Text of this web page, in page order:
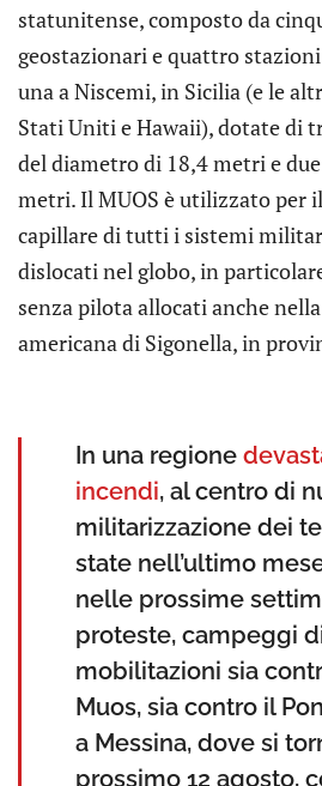
statunitense, composto da
geostazionari e quattro
una a Niscemi, in Sicilia (e le
Stati Uniti e Hawaii), dotate di
del diametro di 18,4 metri e
metri. Il MUOS è utilizzato per
capillare di tutti i sistemi
dislocati nel globo, in
senza pilota allocati anche
americana di Sigonella, in
In una regione
incendi, al centro di
militarizzazione dei
state nell’ultimo
nelle prossime
proteste, campeggi
mobilitazioni sia
Muos, sia contro il
a Messina, dove si
prossimo 12 agosto,